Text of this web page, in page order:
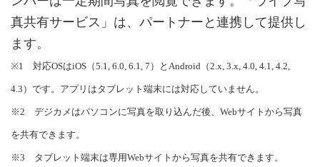
真共有サービス」は、パートナーと連携して提供し
ます。
※1 対応OSはiOS（5.1, 6.0, 6.1, 7）とAndroid（2.x, 3.x, 4.0, 4.1, 4.2,
4.3）です。アプリはタブレット端末には対応していません。
※2 デジカメはパソコンに写真を取り込んだ後、Webサイトから写真
を共有できます。
※3 タブレット端末は専用Webサイトから写真を共有できます。